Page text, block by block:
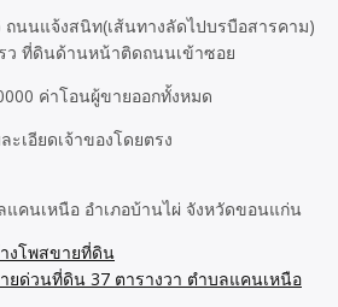
นนแจ้งสนิท(เส้นทางลัดไปบรบือสารคาม)​
ว​ ที่ดินด้านหน้าติดถนนเข้าซอย
ค่าโอนผู้ขายออกทั้งหมด
เอียดเจ้าของโดยตรง
คนเหนือ​ อำเภอบ้านไผ่​ จังหวัดขอนแก่น
งโพสขายที่ดิน
ยด่วนที่ดิน 37 ตารางวา ตำบลแคนเหนือ​